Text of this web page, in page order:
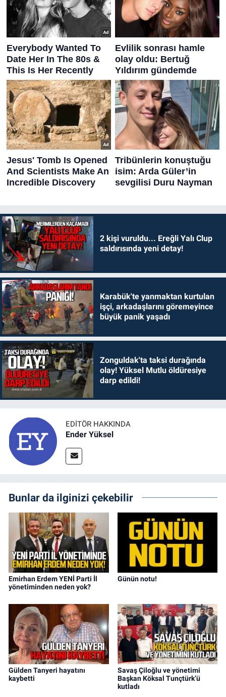
2 kişi vuruldu... Ereğli Yalı Clup
saldırısında yeni detay!
Karabük'te yanmaktan kurtulan
işçi, arkadaşlarını göremeyince
büyük panik yaşadı
Zonguldak'ta taksi durağında
olay! Yüksel Mutlu öldüresiye
darp edildi!
EDITÖR HAKKINDA
Ender Yüksel
Bunlar da ilginizi çekebilir
Emirhan Erdem YENİ Parti İl
yönetiminden neden yok?
Günün notu!
Gülden Tanyeri hayatını
kaybetti
Savaş Çiloğlu ve yönetimi
Başkan Köksal Tunçtürk’ü
kutladı